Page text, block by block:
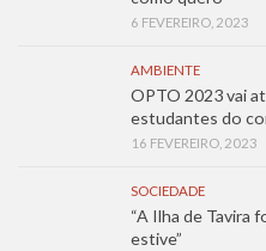
6 FEVEREIRO, 2023
AMBIENTE
OPTO 2023 vai
estudantes do
16 FEVEREIRO, 2023
SOCIEDADE
“A Ilha de Tavira
estive”